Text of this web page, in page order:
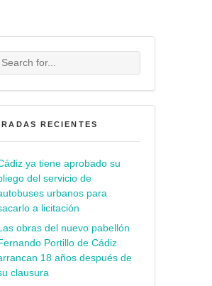
RECIENTES
ya tiene aprobado su
del servicio de
urbanos para
a licitación
obras del nuevo pabellón
Portillo de Cádiz
18 años después de
clausura